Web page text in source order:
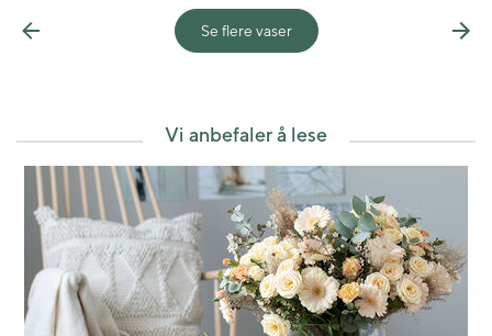
Previous Se flere vaser
Vi anbefaler å lese